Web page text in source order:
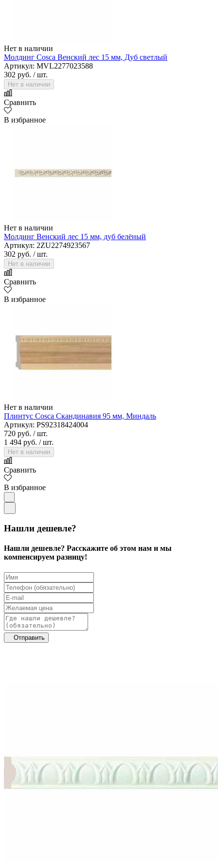
Нет в наличии
Молдинг Cosca Венский лес 15 мм, Дуб светлый
Артикул: MVL2277023588
302 руб. / шт.
Нет в наличии
Сравнить
В избранное
Нет в наличии
Молдинг Венский лес 15 мм, дуб белёный
Артикул: 2ZU2274923567
302 руб. / шт.
Нет в наличии
Сравнить
В избранное
Нет в наличии
Плинтус Cosca Скандинавия 95 мм, Миндаль
Артикул: PS92318424004
720 руб. / шт.
1 494 руб. / шт.
Нет в наличии
Сравнить
В избранное
Нашли дешевле?
Нашли дешевле? Расскажите об этом нам и мы
компенсируем разницу!
Отправить